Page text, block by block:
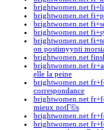
brightwomen.net
brightwomen.net
brightwomen.net
brightwomen.net
brightwomen.net
on postimyynti
brightwomen.net
brightwomen.net
elle la peine
brightwomen.net
correspondance
brightwomen.net
mieux notГ©s
brightwomen.net
brightwomen.net